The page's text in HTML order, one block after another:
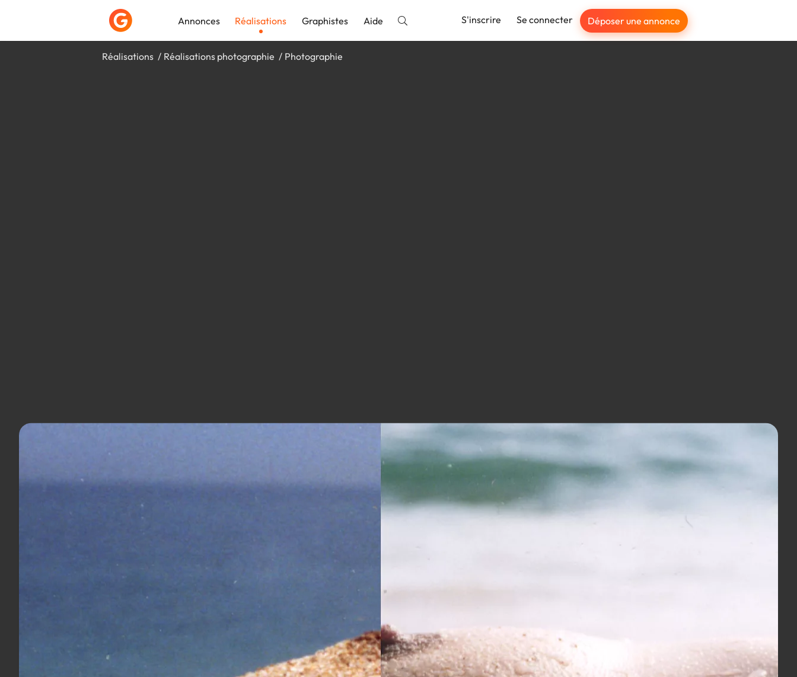
Annonces Réalisations Graphistes Aide S'inscrire Se connecter Déposer une annonce
Réalisations Réalisations photographie Photographie